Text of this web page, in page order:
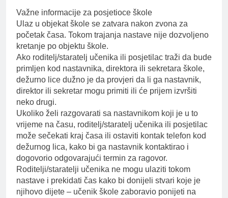
Važne informacije za posjetioce škole
Ulaz u objekat škole se zatvara nakon zvona za
početak časa. Tokom trajanja nastave nije dozvoljeno
kretanje po objektu škole.
Ako roditelj/staratelj učenika ili posjetilac traži da bude
primljen kod nastavnika, direktora ili sekretara škole,
dežurno lice dužno je da provjeri da li ga nastavnik,
direktor ili sekretar mogu primiti ili će prijem izvršiti
neko drugi.
Ukoliko želi razgovarati sa nastavnikom koji je u to
vrijeme na času, roditelj/staratelj učenika ili posjetilac
može sečekati kraj časa ili ostaviti kontak telefon kod
dežurnog lica, kako bi ga nastavnik kontaktirao i
dogovorio odgovarajući termin za ragovor.
Roditelji/staratelji učenika ne mogu ulaziti tokom
nastave i prekidati čas kako bi donijeli stvari koje je
njihovo dijete – učenik škole zaboravio ponijeti na